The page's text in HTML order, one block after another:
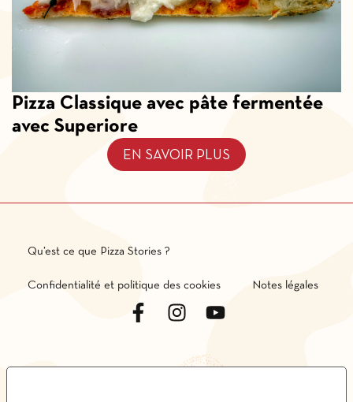
Pizza Classique avec pâte fermentée
avec Superiore
EN SAVOIR PLUS
Qu’est ce que Pizza Stories ?
Confidentialité et politique des cookies Notes légales